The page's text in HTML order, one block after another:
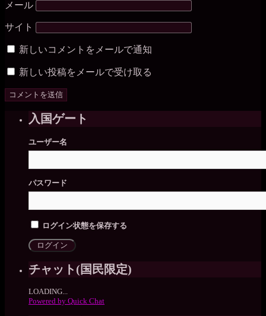
メール
サイト
新しいコメントをメールで通知
新しい投稿をメールで受け取る
入国ゲート
ユーザー名
パスワード
ログイン状態を保存する
チャット(国民限定)
LOADING...
Powered by Quick Chat